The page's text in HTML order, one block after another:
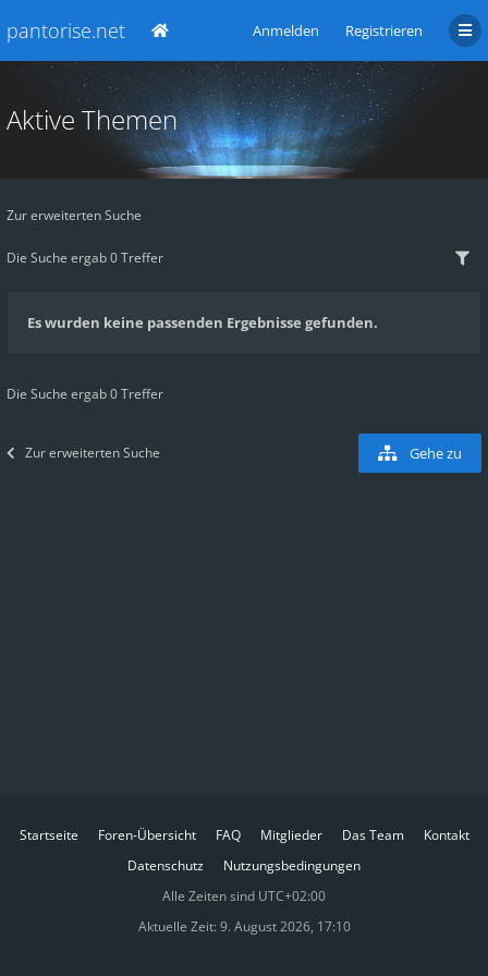
pantorise.net Anmelden Registrieren
Aktive Themen
Zur erweiterten Suche
Die Suche ergab 0 Treffer
Es wurden keine passenden Ergebnisse gefunden.
Die Suche ergab 0 Treffer
Zur erweiterten Suche Gehe zu
Startseite Foren-Übersicht FAQ Mitglieder Das Team
Kontakt
Datenschutz
Nutzungsbedingungen
Alle Zeiten sind UTC+02:00
Aktuelle Zeit: 9. August 2026, 17:10